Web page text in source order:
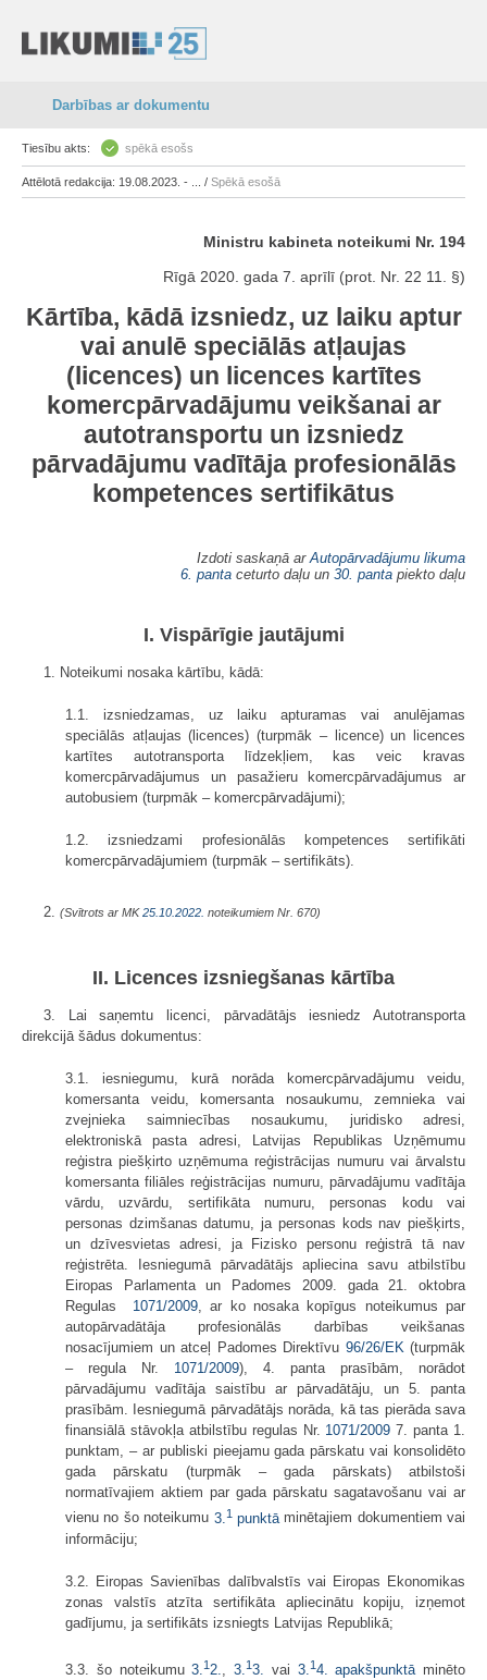
Darbības ar dokumentu
Tiesību akts: spēkā esošs
Attēlotā redakcija: 19.08.2023. - ... / Spēkā esošā
Ministru kabineta noteikumi Nr. 194
Rīgā 2020. gada 7. aprīlī (prot. Nr. 22 11. §)
Kārtība, kādā izsniedz, uz laiku aptur
vai anulē speciālās atļaujas
(licences) un licences kartītes
komercpārvadājumu veikšanai ar
autotransportu un izsniedz
pārvadājumu vadītāja profesionālās
kompetences sertifikātus
Izdoti saskaņā ar Autopārvadājumu likuma
6. panta ceturto daļu un 30. panta piekto daļu
I. Vispārīgie jautājumi
1. Noteikumi nosaka kārtību, kādā:
1.1. izsniedzamas, uz laiku apturamas vai anulējamas
speciālās atļaujas (licences) (turpmāk – licence) un licences
kartītes autotransporta līdzekļiem, kas veic kravas
komercpārvadājumus un pasažieru komercpārvadājumus ar
autobusiem (turpmāk – komercpārvadājumi);
1.2. izsniedzami profesionālās kompetences sertifikāti
komercpārvadājumiem (turpmāk – sertifikāts).
2. (Svītrots ar MK25.10.2022. noteikumiem Nr. 670)
II. Licences izsniegšanas kārtība
3. Lai saņemtu licenci, pārvadātājs iesniedz Autotransporta
direkcijā šādus dokumentus:
3.1. iesniegumu, kurā norāda komercpārvadājumu veidu,
komersanta veidu, komersanta nosaukumu, zemnieka vai
zvejnieka saimniecības nosaukumu, juridisko adresi,
elektroniskā pasta adresi, Latvijas Republikas Uzņēmumu
reģistra piešķirto uzņēmuma reģistrācijas numuru vai ārvalstu
komersanta filiāles reģistrācijas numuru, pārvadājumu vadītāja
vārdu, uzvārdu, sertifikāta numuru, personas kodu vai
personas dzimšanas datumu, ja personas kods nav piešķirts,
un dzīvesvietas adresi, ja Fizisko personu reģistrā tā nav
reģistrēta. Iesniegumā pārvadātājs apliecina savu atbilstību
Eiropas Parlamenta un Padomes 2009. gada 21. oktobra
Regulas
1071/2009, ar ko nosaka kopīgus noteikumus par
autopārvadātāja profesionālās darbības veikšanas
nosacījumiem un atceļ Padomes Direktīvu 96/26/EK(turpmāk
– regula Nr. 1071/2009), 4. panta prasībām, norādot
pārvadājumu vadītāja saistību ar pārvadātāju, un 5. panta
prasībām. Iesniegumā pārvadātājs norāda, kā tas pierāda sava
finansiālā stāvokļa atbilstību regulas Nr. 1071/2009 7. panta 1.
punktam, – ar publiski pieejamu gada pārskatu vai konsolidēto
gada pārskatu (turpmāk – gada pārskats) atbilstoši
normatīvajiem aktiem par gada pārskatu sagatavošanu vai ar
vienu no šo noteikumu 3. 1punktāminētajiem dokumentiem vai
informāciju;
3.2. Eiropas Savienības dalībvalstīs vai Eiropas Ekonomikas
zonas valstīs atzīta sertifikāta apliecinātu kopiju, izņemot
gadījumu, ja sertifikāts izsniegts Latvijas Republikā;
3.3. šo noteikumu3.1 2. 3. 13. vai 3. 14. apakšpunktā minēto